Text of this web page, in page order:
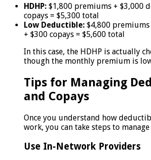
HDHP: $1,800 premiums + $3,000
copays = $5,300 total
Low Deductible: $4,800
+ $300 copays = $5,600 total
In this case, the HDHP is actually
though the monthly premium is
Tips for Managing
and Copays
Once you understand how
work, you can take steps to
Use In-Network Providers